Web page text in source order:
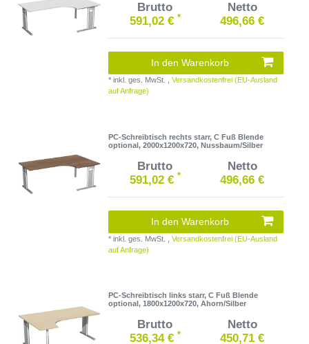
Brutto
Netto
591,02 € * 496,66 €
In den Warenkorb
*inkl. ges. MwSt. ,Versandkostenfrei (EU-Ausland
auf Anfrage)
PC-Schreibtisch rechts starr, C Fuß Blende
optional, 2000x1200x720, Nussbaum/Silber
Brutto
Netto
591,02 € * 496,66 €
In den Warenkorb
*inkl. ges. MwSt. ,Versandkostenfrei (EU-Ausland
auf Anfrage)
PC-Schreibtisch links starr, C Fuß Blende
optional, 1800x1200x720, Ahorn/Silber
Brutto
Netto
536,34 € * 450,71 €